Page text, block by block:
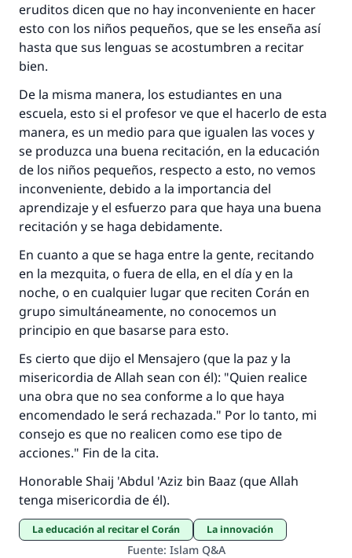
eruditos dicen que no hay inconveniente en hacer
esto con los niños pequeños, que se les enseña así
hasta que sus lenguas se acostumbren a recitar
bien.
De la misma manera, los estudiantes en una
escuela, esto si el profesor ve que el hacerlo de esta
manera, es un medio para que igualen las voces y
se produzca una buena recitación, en la educación
de los niños pequeños, respecto a esto, no vemos
inconveniente, debido a la importancia del
aprendizaje y el esfuerzo para que haya una buena
recitación y se haga debidamente.
En cuanto a que se haga entre la gente, recitando
en la mezquita, o fuera de ella, en el día y en la
noche, o en cualquier lugar que reciten Corán en
grupo simultáneamente, no conocemos un
principio en que basarse para esto.
Es cierto que dijo el Mensajero (que la paz y la
misericordia de Allah sean con él): "Quien realice
una obra que no sea conforme a lo que haya
encomendado le será rechazada." Por lo tanto, mi
consejo es que no realicen como ese tipo de
acciones." Fin de la cita.
Honorable Shaij 'Abdul 'Aziz bin Baaz (que Allah
tenga misericordia de él).
La educación al recitar el Corán La innovación
Fuente: Islam Q&A
La respuesta no. 110845 salvó un
matrimonio.
IslamQA.
Profeta ﷺ dijo:
"Una persona que orienta a otros a hacer el
bien obtendrá la misma recompensa que
aquellos que lo realicen."
(MUSLIM, 1893)
Contribuir